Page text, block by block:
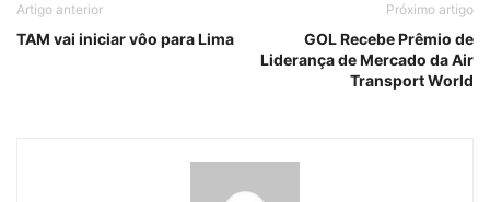
Artigo anterior
TAM vai iniciar vôo para Lima
Próximo artigo
GOL Recebe Prêmio de
Liderança de Mercado da Air
Transport World